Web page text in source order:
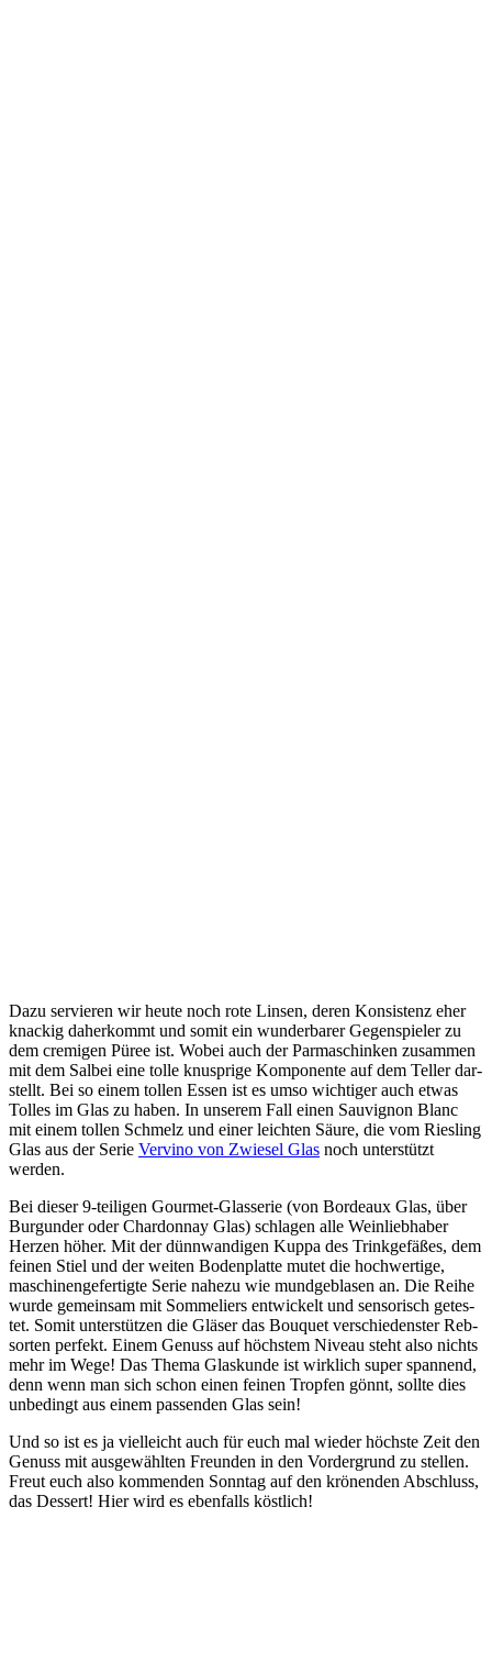
Dazu ser­vie­ren wir heu­te noch rote Lin­sen, deren Kon­sis­tenz eher
kna­ckig daher­kommt und somit ein wun­der­ba­rer Gegen­spie­ler zu
dem cre­mi­gen Püree ist. Wobei auch der Par­ma­schin­ken zusam­men
mit dem Sal­bei eine tol­le knusp­ri­ge Kom­po­nen­te auf dem Tel­ler dar­
stellt. Bei so einem tol­len Essen ist es umso wich­ti­ger auch etwas
Tol­les im Glas zu haben. In unse­rem Fall einen Sau­vi­gnon Blanc
mit einem tol­len Schmelz und einer leich­ten Säu­re, die vom Ries­ling
Glas aus der Serie Ver­vi­no von Zwie­sel Glas noch unter­stützt
werden.
Bei die­ser 9‑teiligen Gour­met-Glas­se­rie (von Bor­deaux Glas, über
Bur­gun­der oder Char­don­nay Glas) schla­gen alle Wein­lieb­ha­ber
Her­zen höher. Mit der dünn­wan­di­gen Kup­pa des Trink­ge­fä­ßes, dem
fei­nen Stiel und der wei­ten Boden­plat­te mutet die hoch­wer­ti­ge,
maschi­nen­ge­fer­tig­te Serie nahe­zu wie mund­ge­bla­sen an. Die Rei­he
wur­de gemein­sam mit Som­me­liers ent­wi­ckelt und sen­so­risch getes­
tet. Somit unter­stüt­zen die Glä­ser das Bou­quet ver­schie­dens­ter Reb­
sor­ten per­fekt. Einem Genuss auf höchs­tem Niveau steht also nichts
mehr im Wege! Das The­ma Glas­kun­de ist wirk­lich super span­nend,
denn wenn man sich schon einen fei­nen Trop­fen gönnt, soll­te dies
unbe­dingt aus einem pas­sen­den Glas sein!
Und so ist es ja viel­leicht auch für euch mal wie­der höchs­te Zeit den
Genuss mit aus­ge­wähl­ten Freun­den in den Vor­der­grund zu stel­len.
Freut euch also kom­men­den Sonn­tag auf den krö­nen­den Abschluss,
das Des­sert! Hier wird es eben­falls köstlich!